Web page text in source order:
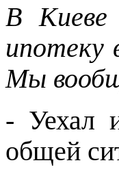
В Киеве
ипотеку
Мы
- Уехал
общей